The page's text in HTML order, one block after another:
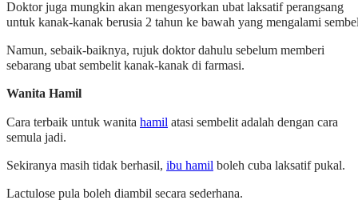
Doktor juga mungkin akan mengesyorkan ubat laksatif perangsang
untuk kanak-kanak berusia 2 tahun ke bawah yang mengalami
Namun, sebaik-baiknya, rujuk doktor dahulu sebelum memberi
sebarang ubat sembelit kanak-kanak di farmasi.
Wanita Hamil
Cara terbaik untuk wanita hamil atasi sembelit adalah dengan cara
semula jadi.
Sekiranya masih tidak berhasil, ibu hamil boleh cuba laksatif pukal.
Lactulose pula boleh diambil secara sederhana.